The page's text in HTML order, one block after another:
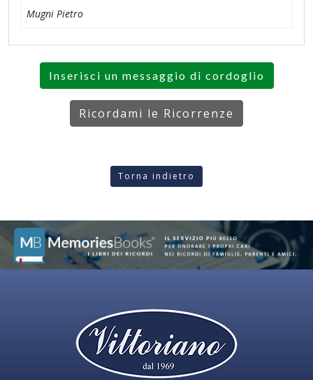
Mugni Pietro
Inserisci un messaggio di cordoglio
Ricordami le Ricorrenze
Torna indietro